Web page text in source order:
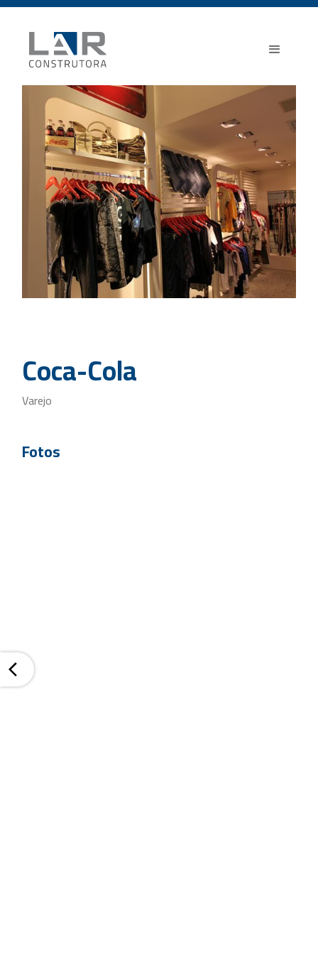
Coca-Cola
Varejo
Fotos